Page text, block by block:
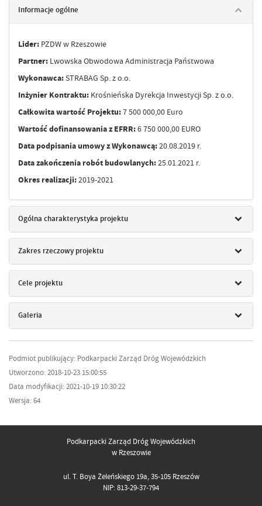
Informacje ogólne
Lider: PZDW w Rzeszowie
Partner: Lwowska Obwodowa Administracja Państwowa
Wykonawca:STRABAG Sp. z o.o.
Inżynier Kontraktu: Krośnieńska Dyrekcja Inwestycji Sp. z o.o.
Całkowita wartość Projektu:7 500 000,00 Euro
Wartość dofinansowania z EFRR:6 750 000,00 EURO
Data podpisania umowy z Wykonawcą:20.08.2019 r.
Data zakończenia robót budowlanych:25.01.2021 r.
Okres realizacji:2019-2021
Ogólna charakterystyka projektu
Zakres rzeczowy projektu
Cele projektu
Galeria
Podmiot publikujący: Podkarpacki Zarząd Dróg Wojewódzkich
Utworzono: 2018-10-23 15:00:55
Data modyfikacji: 2021-10-19 10:30:22
Wersja: 64
Podkarpacki Zarząd Dróg Wojewódzkich
w Rzeszowie
ul. T. Boya Żeleńskiego 19a, 35-105 Rzeszów
NIP: 813-29-37-794